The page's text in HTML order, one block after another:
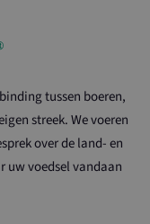
tussen boeren,
streek. We voeren
over de land- en
uw voedsel vandaan